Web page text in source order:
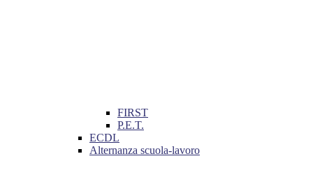
FIRST
P.E.T.
ECDL
Alternanza scuola-lavoro